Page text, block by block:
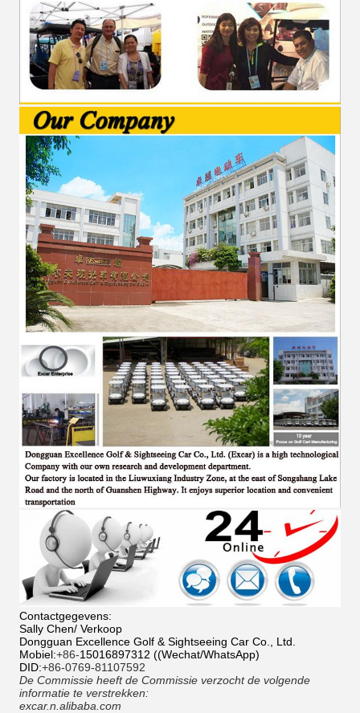
Contactgegevens:
Sally Chen/ Verkoop
Dongguan Excellence Golf & Sightseeing Car Co., Ltd.
Mobiel:+86-15016897312 ((Wechat/WhatsApp)
DID:+86-0769-81107592
De Commissie heeft de Commissie verzocht de volgende
informatie te verstrekken:
excar.n.alibaba.com